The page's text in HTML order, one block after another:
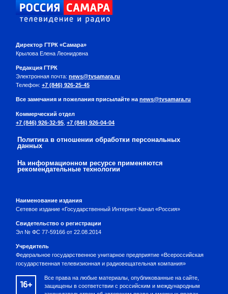
Директор ГТРК «Самара»
Крылова Елена Леонидовна
Редакция ГТРК
Электронная почта: news@tvsamara.ru
Телефон: +7 (846) 926-25-45
Все замечания и пожелания присылайте наnews@tvsamara.ru
Коммерческий отдел
+7 (846) 926-32-95 +7 (846) 926-04-04
Политика в отношении обработки персональных
данных
На информационном ресурсе применяются
рекомендательные технологии
Наименование издания
Сетевое издание «Государственный Интернет-Канал «Россия»
Свидетельство о регистрации
Эл № ФС 77-59166 от 22.08.2014
Учредитель
Федеральное государственное унитарное предприятие «Всероссийская
государственная телевизионная и радиовещательная компания»
16+
Все права на любые материалы, опубликованные на сайте,
защищены в соответствии с российским и международным